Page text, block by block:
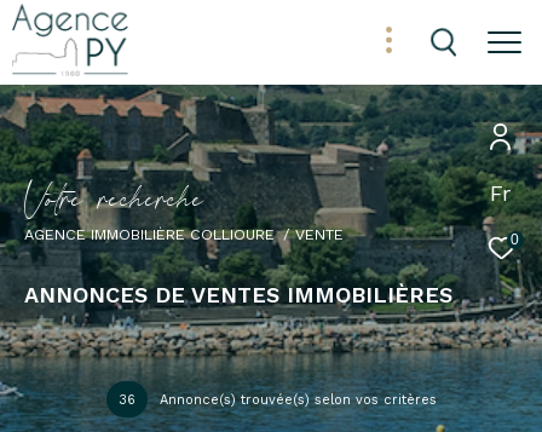
Fr
0
Votre recherche
AGENCE IMMOBILIÈRE COLLIOURE VENTE
ANNONCES DE VENTES IMMOBILIÈRES
36 Annonce(s) trouvée(s) selon vos critères